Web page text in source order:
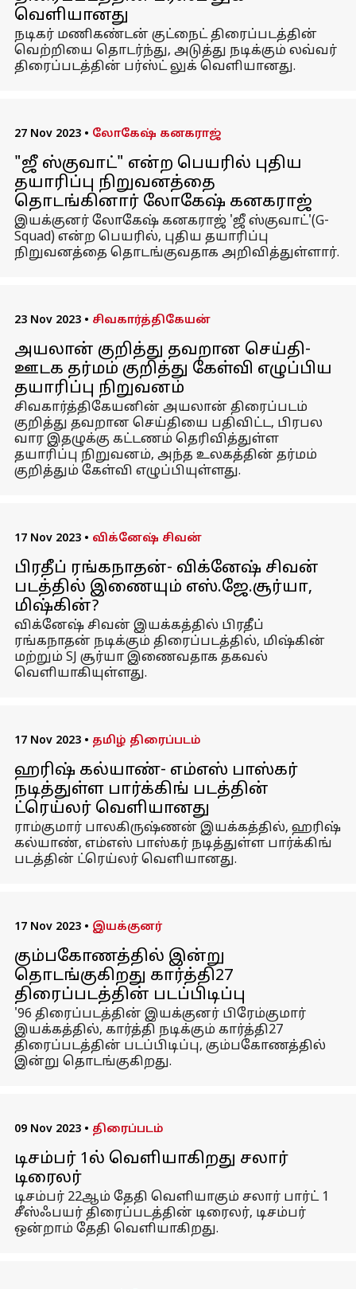
வெளியானது
நடிகர் மணிகண்டன் குட்நைட் திரைப்படத்தின்
வெற்றியை தொடர்ந்து, அடுத்து நடிக்கும் லவ்வர்
திரைப்படத்தின் பர்ஸ்ட் லுக் வெளியானது.
27 Nov 2023 • லோகேஷ் கனகராஜ்
"ஜீ ஸ்குவாட்" என்ற பெயரில் புதிய
தயாரிப்பு நிறுவனத்தை
தொடங்கினார் லோகேஷ் கனகராஜ்
இயக்குனர் லோகேஷ் கனகராஜ் 'ஜீ ஸ்குவாட்'(G-
Squad) என்ற பெயரில், புதிய தயாரிப்பு
நிறுவனத்தை தொடங்குவதாக அறிவித்துள்ளார்.
23 Nov 2023 • சிவகார்த்திகேயன்
அயலான் குறித்து தவறான செய்தி-
ஊடக தர்மம் குறித்து கேள்வி எழுப்பிய
தயாரிப்பு நிறுவனம்
சிவகார்த்திகேயனின் அயலான் திரைப்படம்
குறித்து தவறான செய்தியை பதிவிட்ட, பிரபல
வார இதழுக்கு கட்டணம் தெரிவித்துள்ள
தயாரிப்பு நிறுவனம், அந்த உலகத்தின் தர்மம்
குறித்தும் கேள்வி எழுப்பியுள்ளது.
17 Nov 2023 • விக்னேஷ் சிவன்
பிரதீப் ரங்கநாதன்- விக்னேஷ் சிவன்
படத்தில் இணையும் எஸ்.ஜே.சூர்யா,
மிஷ்கின்?
விக்னேஷ் சிவன் இயக்கத்தில் பிரதீப்
ரங்கநாதன் நடிக்கும் திரைப்படத்தில், மிஷ்கின்
மற்றும் SJ சூர்யா இணைவதாக தகவல்
வெளியாகியுள்ளது.
17 Nov 2023 • தமிழ் திரைப்படம்
ஹரிஷ் கல்யாண்- எம்எஸ் பாஸ்கர்
நடித்துள்ள பார்க்கிங் படத்தின்
ட்ரெய்லர் வெளியானது
ராம்குமார் பாலகிருஷ்ணன் இயக்கத்தில், ஹரிஷ்
கல்யாண், எம்எஸ் பாஸ்கர் நடித்துள்ள பார்க்கிங்
படத்தின் ட்ரெய்லர் வெளியானது.
17 Nov 2023 • இயக்குனர்
கும்பகோணத்தில் இன்று
தொடங்குகிறது கார்த்தி27
திரைப்படத்தின் படப்பிடிப்பு
'96 திரைப்படத்தின் இயக்குனர் பிரேம்குமார்
இயக்கத்தில், கார்த்தி நடிக்கும் கார்த்தி27
திரைப்படத்தின் படப்பிடிப்பு, கும்பகோணத்தில்
இன்று தொடங்குகிறது.
09 Nov 2023 • திரைப்படம்
டிசம்பர் 1ல் வெளியாகிறது சலார்
டிரைலர்
டிசம்பர் 22ஆம் தேதி வெளியாகும் சலார் பார்ட் 1
சீஸ்ஃபயர் திரைப்படத்தின் டிரைலர், டிசம்பர்
ஒன்றாம் தேதி வெளியாகிறது.